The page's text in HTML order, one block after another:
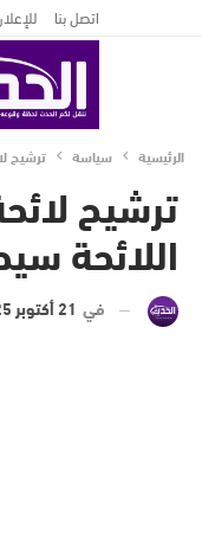
اتصل بنا
الرئيسية سياسة ترشيح
ترشيح
اللائحة سيحصل على 35 مليون
في 21 أكتوبر 2025 الساعة 17 و 33 دقيقة